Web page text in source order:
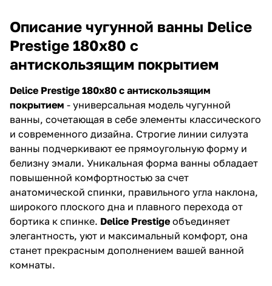
Описание чугунной ванны Delice
Prestige 180х80 с
антискользящим покрытием
Delice Prestige 180х80 с антискользящим
покрытием - универсальная модель чугунной
ванны, сочетающая в себе элементы классического
и современного дизайна. Строгие линии силуэта
ванны подчеркивают ее прямоугольную форму и
белизну эмали. Уникальная форма ванны обладает
повышенной комфортностью за счет
анатомической спинки, правильного угла наклона,
широкого плоского дна и плавного перехода от
бортика к спинке. Delice Prestige объединяет
элегантность, уют и максимальный комфорт, она
станет прекрасным дополнением вашей ванной
комнаты.